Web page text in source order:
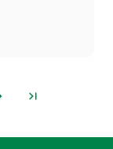
last_page